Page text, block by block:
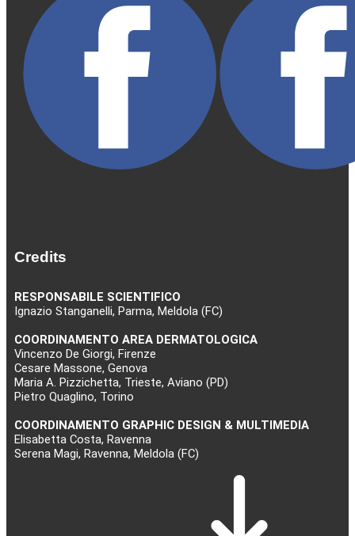
Credits
RESPONSABILE SCIENTIFICO
Ignazio Stanganelli, Parma, Meldola (FC)
COORDINAMENTO AREA DERMATOLOGICA
Vincenzo De Giorgi, Firenze
Cesare Massone, Genova
Maria A. Pizzichetta, Trieste, Aviano (PD)
Pietro Quaglino, Torino
COORDINAMENTO GRAPHIC DESIGN & MULTIMEDIA
Elisabetta Costa, Ravenna
Serena Magi, Ravenna, Meldola (FC)